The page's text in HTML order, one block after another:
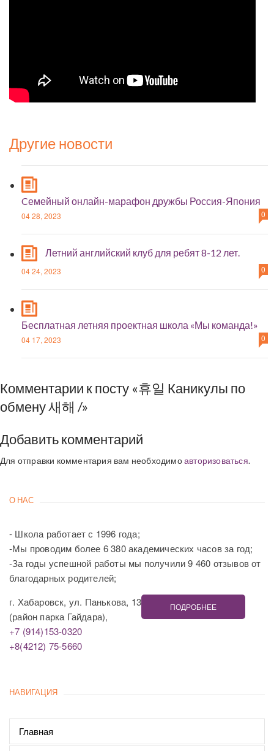
Другие новости
Cемейный онлайн-марафон дружбы Россия-Япония
04 28, 2023 0
Летний английский клуб для ребят 8-12 лет.
04 24, 2023 0
Бесплатная летняя проектная школа «Мы команда!»
04 17, 2023 0
Комментарии к посту «휴일 Каникулы по
обмену 새해 /»
Добавить комментарий
Для отправки комментария вам необходимоавторизоваться.
О НАС
- Школа работает с 1996 года;
-Мы проводим более 6 380 академических часов за год;
-За годы успешной работы мы получили 9 460 отзывов от
благодарных родителей;
г. Хабаровск, ул. Панькова, 13
(район парка Гайдара),
+7 (914)153-0320
+8(4212) 75-5660
ПОДРОБНЕЕ
НАВИГАЦИЯ
Главная